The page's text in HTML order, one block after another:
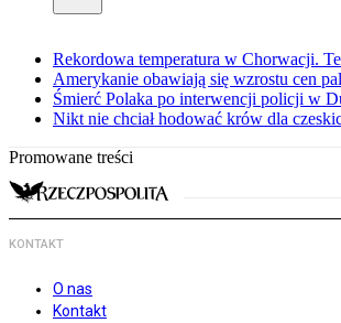
Rekordowa temperatura w Chorwacji.
Amerykanie obawiają się wzrostu cen
Śmierć Polaka po interwencji policji w
Nikt nie chciał hodować krów dla
Promowane treści
KONTAKT
O nas
Kontakt